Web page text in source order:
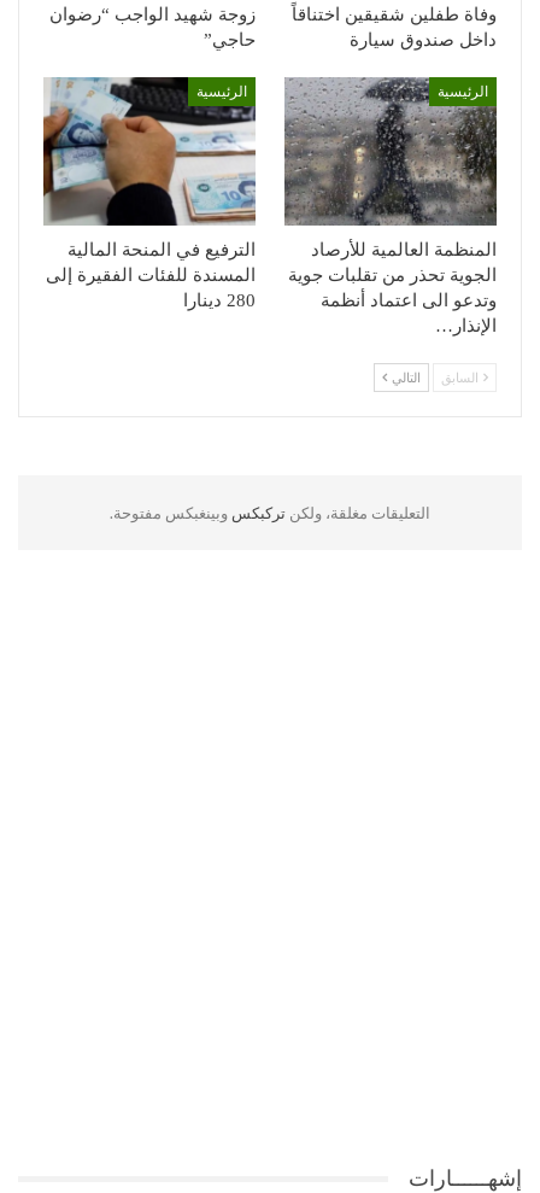
وفاة طفلين شقيقين اختناقاً
داخل صندوق سيارة
زوجة شهيد الواجب “رضوان
حاجي”
الرئيسية
المنظمة العالمية للأرصاد
الجوية تحذر من تقلبات جوية
وتدعو الى اعتماد أنظمة
الإنذار…
الرئيسية
الترفيع في المنحة المالية
المسندة للفئات الفقيرة إلى
280 دينارا
السابق التالي
التعليقات مغلقة، ولكن تركبكس وبينغبكس مفتوحة.
إشهــــــارات